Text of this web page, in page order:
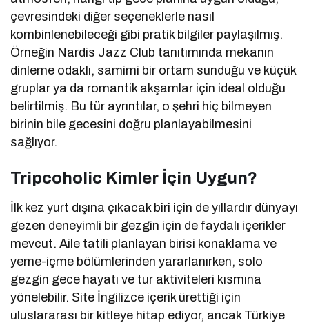
çevresindeki diğer seçeneklerle nasıl
kombinlenebileceği gibi pratik bilgiler paylaşılmış.
Örneğin Nardis Jazz Club tanıtımında mekanın
dinleme odaklı, samimi bir ortam sunduğu ve küçük
gruplar ya da romantik akşamlar için ideal olduğu
belirtilmiş. Bu tür ayrıntılar, o şehri hiç bilmeyen
birinin bile gecesini doğru planlayabilmesini
sağlıyor.
Tripcoholic Kimler İçin Uygun?
İlk kez yurt dışına çıkacak biri için de yıllardır dünyayı
gezen deneyimli bir gezgin için de faydalı içerikler
mevcut. Aile tatili planlayan birisi konaklama ve
yeme-içme bölümlerinden yararlanırken, solo
gezgin gece hayatı ve tur aktiviteleri kısmına
yönelebilir. Site İngilizce içerik ürettiği için
uluslararası bir kitleye hitap ediyor, ancak Türkiye